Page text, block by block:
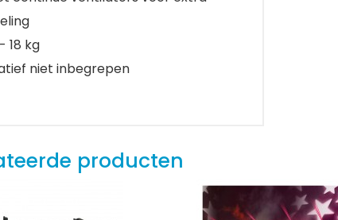
18 kg
niet inbegrepen
producten